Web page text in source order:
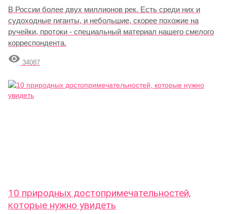
В России более двух миллионов рек. Есть среди них и
судоходные гиганты, и небольшие, скорее похожие на
ручейки, протоки - специальный материал нашего смелого
корреспондента.
 34087
10 природных достопримечательностей,
которые нужно увидеть